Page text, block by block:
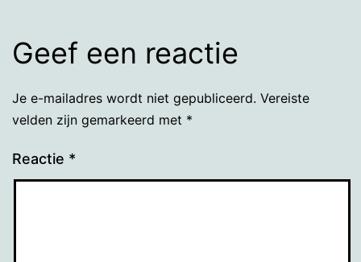
Geef een reactie
Je e-mailadres wordt niet gepubliceerd. Vereiste
velden zijn gemarkeerd met *
Reactie *